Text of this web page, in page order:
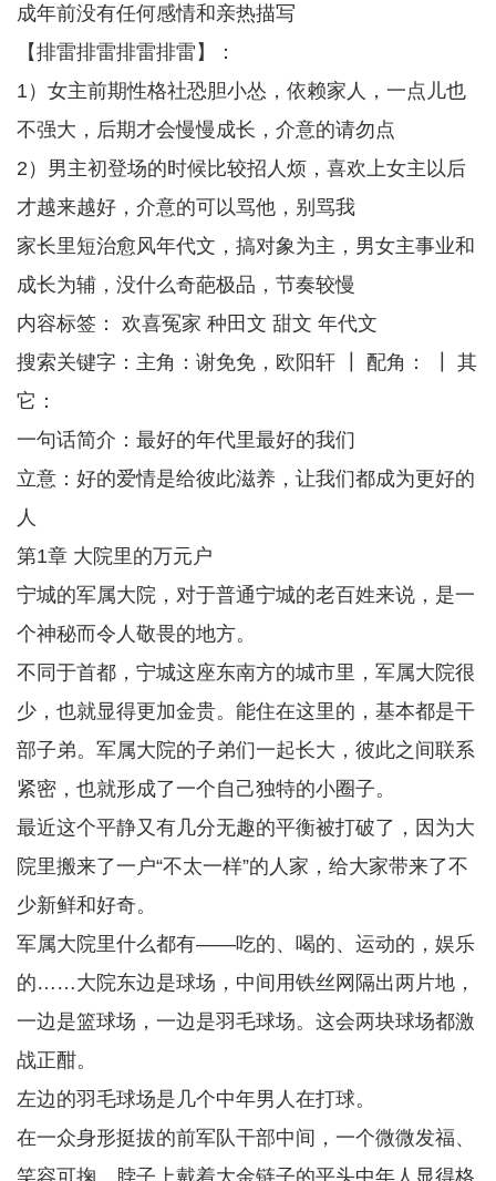
成年前没有任何感情和亲热描写
【排雷排雷排雷排雷】：
1）女主前期性格社恐胆小怂，依赖家人，一点儿也
不强大，后期才会慢慢成长，介意的请勿点
2）男主初登场的时候比较招人烦，喜欢上女主以后
才越来越好，介意的可以骂他，别骂我
家长里短治愈风年代文，搞对象为主，男女主事业和
成长为辅，没什么奇葩极品，节奏较慢
内容标签： 欢喜冤家 种田文 甜文 年代文
搜索关键字：主角：谢免免，欧阳轩 ┃ 配角： ┃ 其
它：
一句话简介：最好的年代里最好的我们
立意：好的爱情是给彼此滋养，让我们都成为更好的
人
第1章 大院里的万元户
宁城的军属大院，对于普通宁城的老百姓来说，是一
个神秘而令人敬畏的地方。
不同于首都，宁城这座东南方的城市里，军属大院很
少，也就显得更加金贵。能住在这里的，基本都是干
部子弟。军属大院的子弟们一起长大，彼此之间联系
紧密，也就形成了一个自己独特的小圈子。
最近这个平静又有几分无趣的平衡被打破了，因为大
院里搬来了一户“不太一样”的人家，给大家带来了不
少新鲜和好奇。
军属大院里什么都有——吃的、喝的、运动的，娱乐
的……大院东边是球场，中间用铁丝网隔出两片地，
一边是篮球场，一边是羽毛球场。这会两块球场都激
战正酣。
左边的羽毛球场是几个中年男人在打球。
在一众身形挺拔的前军队干部中间，一个微微发福、
笑容可掬，脖子上戴着大金链子的平头中年人显得格